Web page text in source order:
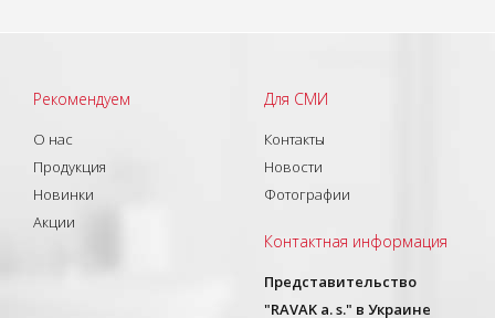
Рекомендуем
О нас
Продукция
Новинки
Акции
Для СМИ
Контакты
Новости
Фотографии
Контактная информация
Представительство
"RAVAK a. s." в Украине